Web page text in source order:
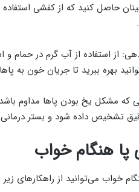
حاصل کنید که از کفشی استفاده
از استفاده از آب گرم در حمام
بهره ببرید تا جریان خون به
که مشکل یخ بودن پاها مداوم
تشخیص داده شود و بستر
پا هنگام خواب
خواب می‌توانید از راهکارهای زیر